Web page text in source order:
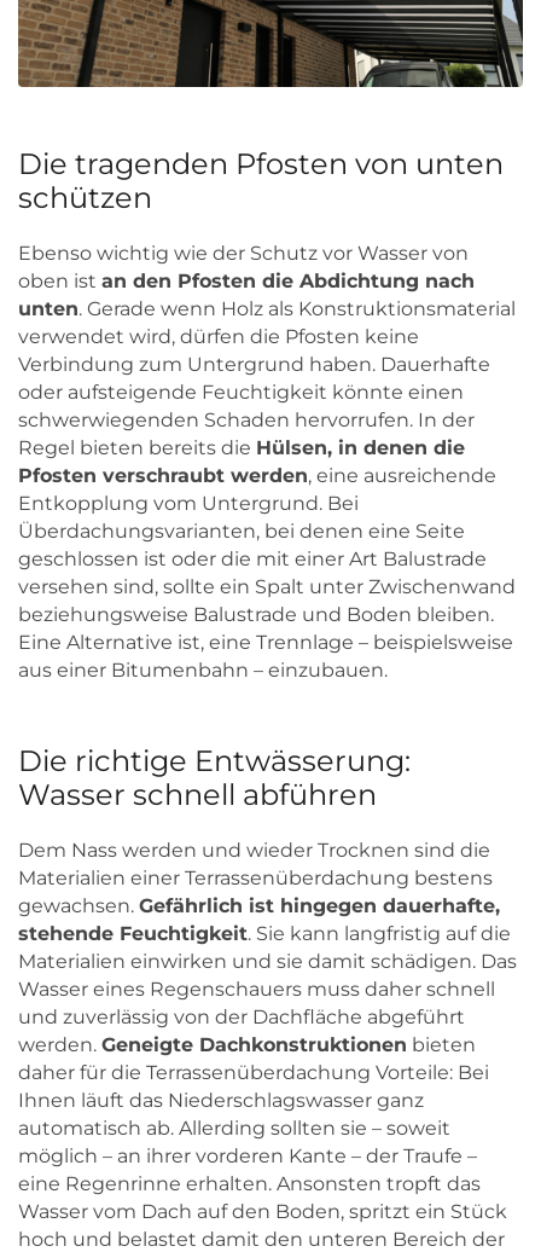
Die tragenden Pfosten von unten
schützen
Ebenso wichtig wie der Schutz vor Wasser von
oben ist an den Pfosten die Abdichtung nach
unten. Gerade wenn Holz als Konstruktionsmaterial
verwendet wird, dürfen die Pfosten keine
Verbindung zum Untergrund haben. Dauerhafte
oder aufsteigende Feuchtigkeit könnte einen
schwerwiegenden Schaden hervorrufen. In der
Regel bieten bereits die Hülsen, in denen die
Pfosten verschraubt werden, eine ausreichende
Entkopplung vom Untergrund. Bei
Überdachungsvarianten, bei denen eine Seite
geschlossen ist oder die mit einer Art Balustrade
versehen sind, sollte ein Spalt unter Zwischenwand
beziehungsweise Balustrade und Boden bleiben.
Eine Alternative ist, eine Trennlage – beispielsweise
aus einer Bitumenbahn – einzubauen.
Die richtige Entwässerung:
Wasser schnell abführen
Dem Nass werden und wieder Trocknen sind die
Materialien einer Terrassenüberdachung bestens
gewachsen. Gefährlich ist hingegen dauerhafte,
stehende Feuchtigkeit. Sie kann langfristig auf die
Materialien einwirken und sie damit schädigen. Das
Wasser eines Regenschauers muss daher schnell
und zuverlässig von der Dachfläche abgeführt
werden. Geneigte Dachkonstruktionen bieten
daher für die Terrassenüberdachung Vorteile: Bei
Ihnen läuft das Niederschlagswasser ganz
automatisch ab. Allerding sollten sie – soweit
möglich – an ihrer vorderen Kante – der Traufe –
eine Regenrinne erhalten. Ansonsten tropft das
Wasser vom Dach auf den Boden, spritzt ein Stück
hoch und belastet damit den unteren Bereich der